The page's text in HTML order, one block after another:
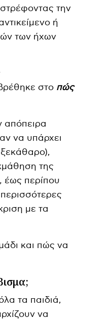
την
ή
των ήχων
στο πώς
απόπειρα
να υπάρχει
ξεκάθαρο),
της
έως περίπου
με τα
τα παιδιά,
να